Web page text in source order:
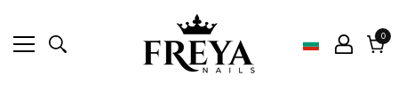
00